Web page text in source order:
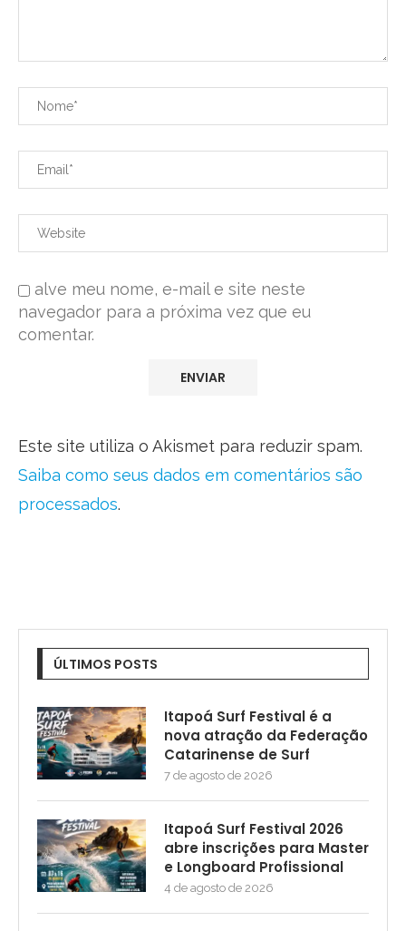
alve meu nome, e-mail e site neste
navegador para a próxima vez que eu
comentar.
Este site utiliza o Akismet para reduzir spam.
Saiba como seus dados em comentários são
processados.
ÚLTIMOS POSTS
Itapoá Surf Festival é a
nova atração da Federação
Catarinense de Surf
7 de agosto de 2026
Itapoá Surf Festival 2026
abre inscrições para Master
e Longboard Profissional
4 de agosto de 2026